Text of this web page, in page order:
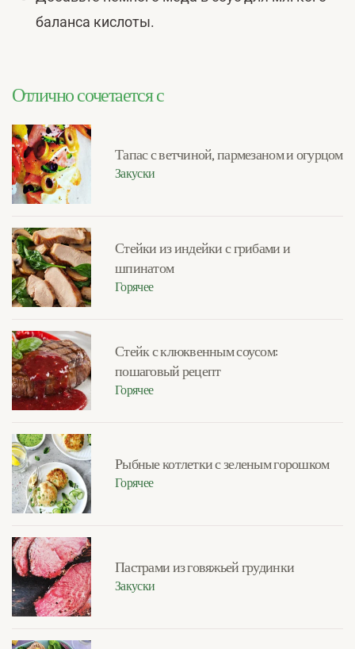
баланса кислоты.
Отлично сочетается с
Тапас с ветчиной, пармезаном и огурцом
Закуски
Стейки из индейки с грибами и
шпинатом
Горячее
Стейк с клюквенным соусом:
пошаговый рецепт
Горячее
Рыбные котлетки с зеленым горошком
Горячее
Пастрами из говяжьей грудинки
Закуски